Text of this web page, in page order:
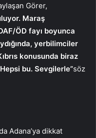
Görer,
Maraş
ÖD fayı boyunca
yerbilimciler
konusunda biraz
bu. Sevgilerle”söz
Adana’ya dikkat